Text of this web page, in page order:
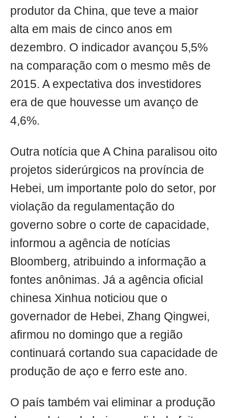
produtor da China, que teve a maior
alta em mais de cinco anos em
dezembro. O indicador avançou 5,5%
na comparação com o mesmo mês de
2015. A expectativa dos investidores
era de que houvesse um avanço de
4,6%.
Outra notícia que A China paralisou oito
projetos siderúrgicos na província de
Hebei, um importante polo do setor, por
violação da regulamentação do
governo sobre o corte de capacidade,
informou a agência de notícias
Bloomberg, atribuindo a informação a
fontes anônimas. Já a agência oficial
chinesa Xinhua noticiou que o
governador de Hebei, Zhang Qingwei,
afirmou no domingo que a região
continuará cortando sua capacidade de
produção de aço e ferro este ano.
O país também vai eliminar a produção